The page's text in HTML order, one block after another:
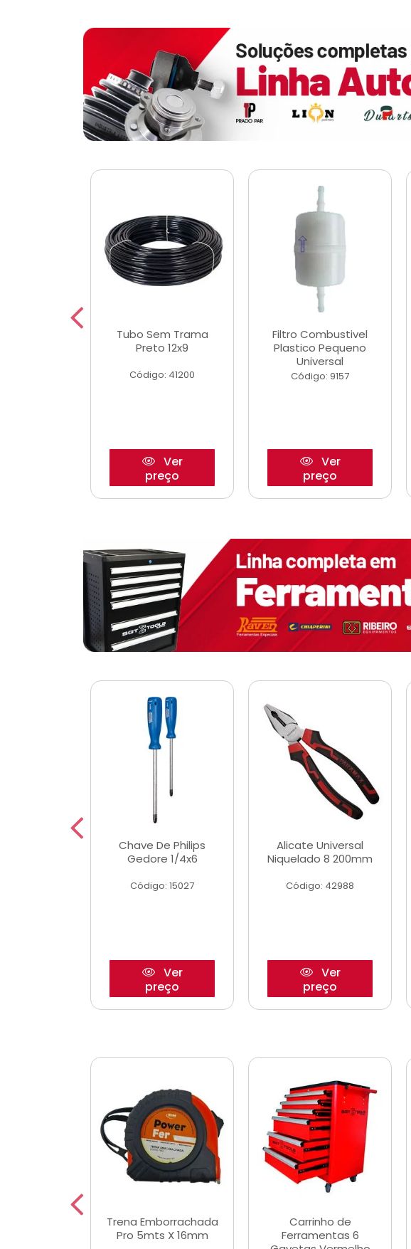
Tubo Sem Trama
Preto 12x9
Código: 41200
Ver
preço
Filtro Combustivel
Plastico Pequeno
Universal
Código: 9157
Ver
preço
Chave De Philips
Gedore 1/4x6
Código: 15027
Ver
preço
Alicate Universal
Niquelado 8 200mm
Código: 42988
Ver
preço
Trena Emborrachada
Pro 5mts X 16mm
Carrinho de
Ferramentas 6